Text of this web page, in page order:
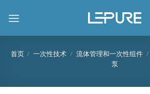
首页 / 一次性技术 / 流体管理和一次性组件 /
泵